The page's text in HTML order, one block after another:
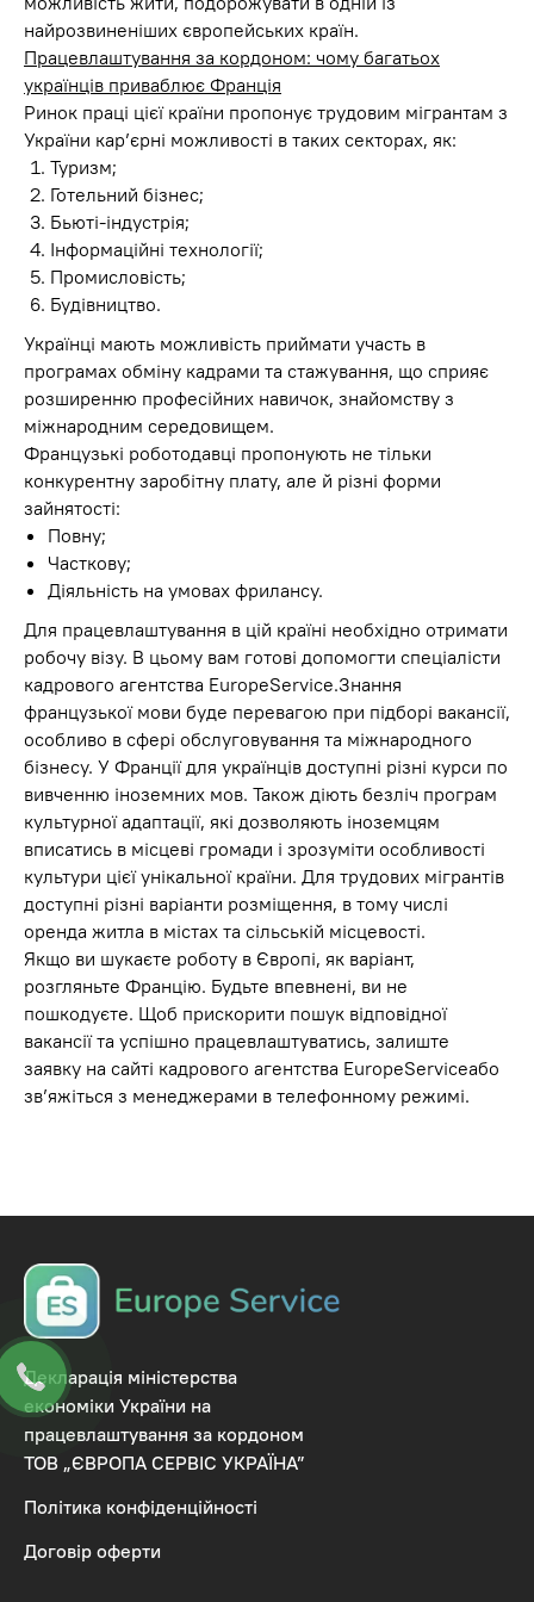
найрозвиненіших європейських країн.
Працевлаштування за кордоном: чому багатьох
українців приваблює Франція
Ринок праці цієї країни пропонує трудовим мігрантам з
України кар’єрні можливості в таких секторах, як:
Туризм;
Готельний бізнес;
Бьюті-індустрія;
Інформаційні технології;
Промисловість;
Будівництво.
Українці мають можливість приймати участь в
програмах обміну кадрами та стажування, що сприяє
розширенню професійних навичок, знайомству з
міжнародним середовищем.
Французькі роботодавці пропонують не тільки
конкурентну заробітну плату, але й різні форми
зайнятості:
Повну;
Часткову;
Діяльність на умовах фрилансу.
Для працевлаштування в цій країні необхідно отримати
робочу візу. В цьому вам готові допомогти спеціалісти
кадрового агентства EuropeService.Знання
французької мови буде перевагою при підборі вакансії,
особливо в сфері обслуговування та міжнародного
бізнесу. У Франції для українців доступні різні курси по
вивченню іноземних мов. Також діють безліч програм
культурної адаптації, які дозволяють іноземцям
вписатись в місцеві громади і зрозуміти особливості
культури цієї унікальної країни. Для трудових мігрантів
доступні різні варіанти розміщення, в тому числі
оренда житла в містах та сільській місцевості.
Якщо ви шукаєте роботу в Європі, як варіант,
розгляньте Францію. Будьте впевнені, ви не
пошкодуєте. Щоб прискорити пошук відповідної
вакансії та успішно працевлаштуватись, залиште
заявку на сайті кадрового агентства EuropeServiceабо
зв’яжіться з менеджерами в телефонному режимі.
Договір оферти
Політика конфіденційності
Декларація міністерства
економіки України на
працевлаштування за кордоном
ТОВ „ЄВРОПА СЕРВІС УКРАЇНА”